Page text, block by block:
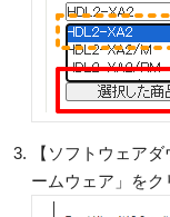
【ソフトウェア
ームウェア」をク